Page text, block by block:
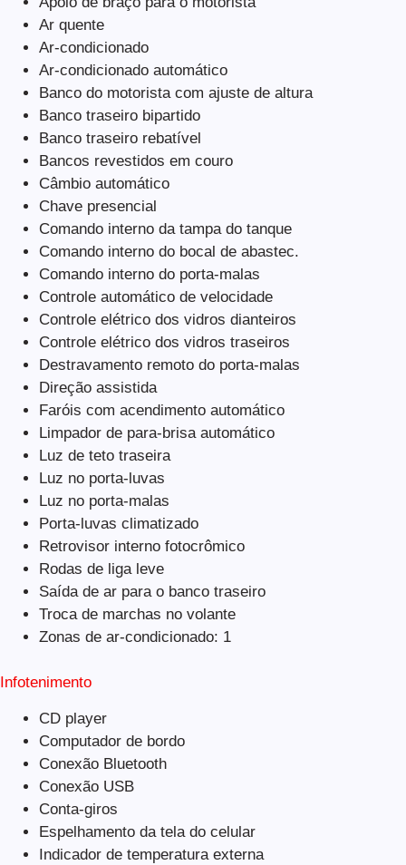
Ar quente
Ar-condicionado
Ar-condicionado automático
Banco do motorista com ajuste de altura
Banco traseiro bipartido
Banco traseiro rebatível
Bancos revestidos em couro
Câmbio automático
Chave presencial
Comando interno da tampa do tanque
Comando interno do bocal de abastec.
Comando interno do porta-malas
Controle automático de velocidade
Controle elétrico dos vidros dianteiros
Controle elétrico dos vidros traseiros
Destravamento remoto do porta-malas
Direção assistida
Faróis com acendimento automático
Limpador de para-brisa automático
Luz de teto traseira
Luz no porta-luvas
Luz no porta-malas
Porta-luvas climatizado
Retrovisor interno fotocrômico
Rodas de liga leve
Saída de ar para o banco traseiro
Troca de marchas no volante
Zonas de ar-condicionado: 1
Infotenimento
CD player
Computador de bordo
Conexão Bluetooth
Conexão USB
Conta-giros
Espelhamento da tela do celular
Indicador de temperatura externa